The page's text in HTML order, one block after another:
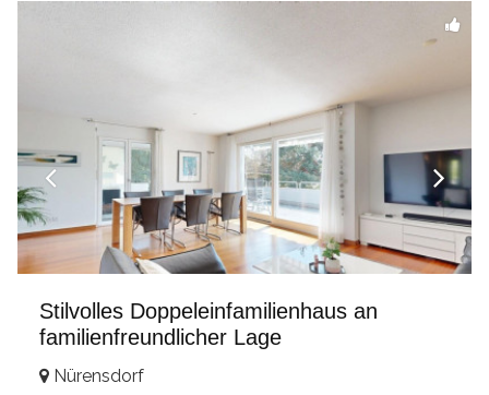
Stilvolles Doppeleinfamilienhaus an
familienfreundlicher Lage
Nürensdorf